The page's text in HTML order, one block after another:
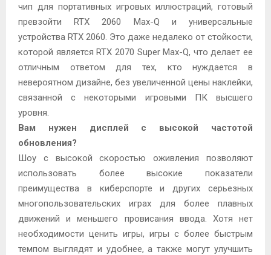
чип для портативных игровых иллюстраций, готовый
превзойти RTX 2060 Max-Q и универсальные
устройства RTX 2060. Это даже недалеко от стойкости,
которой является RTX 2070 Super Max-Q, что делает ее
отличным ответом для тех, кто нуждается в
невероятном дизайне, без увеличенной цены наклейки,
связанной с некоторыми игровыми ПК высшего
уровня.
Вам нужен дисплей с высокой частотой
обновления?
Шоу с высокой скоростью оживления позволяют
использовать более высокие показатели
преимущества в киберспорте и других серьезных
многопользовательских играх для более плавных
движений и меньшего провисания ввода. Хотя нет
необходимости ценить игры, игры с более быстрым
темпом выглядят и удобнее, а также могут улучшить